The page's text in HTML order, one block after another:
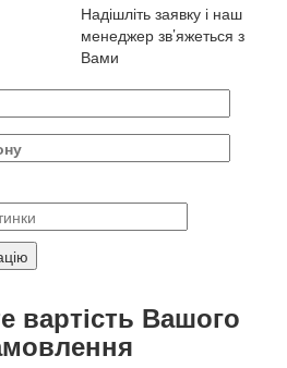
Надішліть заявку і наш
менеджер зв’яжеться з
Вами
вартість Вашого